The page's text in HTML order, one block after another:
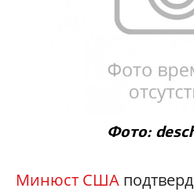
Фото:
Минюст США